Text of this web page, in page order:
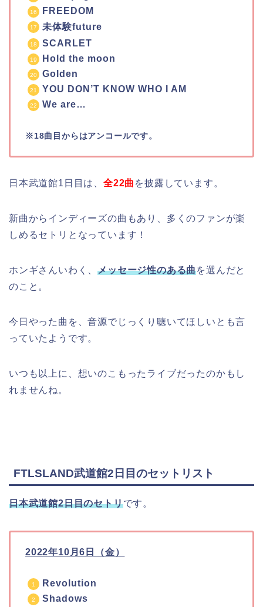
FREEDOM
未体験future
SCARLET
Hold the moon
Golden
YOU DON’T KNOW WHO I AM
We are…
※18曲目からはアンコールです。
日本武道館1日目は、 全22曲 を披露しています。
新曲からインディーズの曲もあり、多くのファンが楽
しめるセトリとなっています！
ホンギさんいわく、メッセージ性のある曲を選んだと
のこと。
今日やった曲を、音源でじっくり聴いてほしいとも言
っていたようです。
いつも以上に、想いのこもったライブだったのかもし
れませんね。
FTLSLAND武道館2日目のセットリスト
日本武道館2日目のセトリです。
2022年10月6日（金）
Revolution
Shadows